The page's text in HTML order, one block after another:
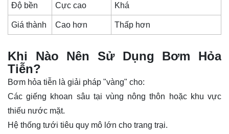
Độ bền Cực cao Khá
Giá thành Cao hơn Thấp hơn
Khi Nào Nên Sử Dụng Bơm Hỏa
Tiễn?
Bơm hỏa tiễn là giải pháp "vàng" cho:
Các giếng khoan sâu tại vùng nông thôn hoặc khu vực
thiếu nước mặt.
Hệ thống tưới tiêu quy mô lớn cho trang trại.